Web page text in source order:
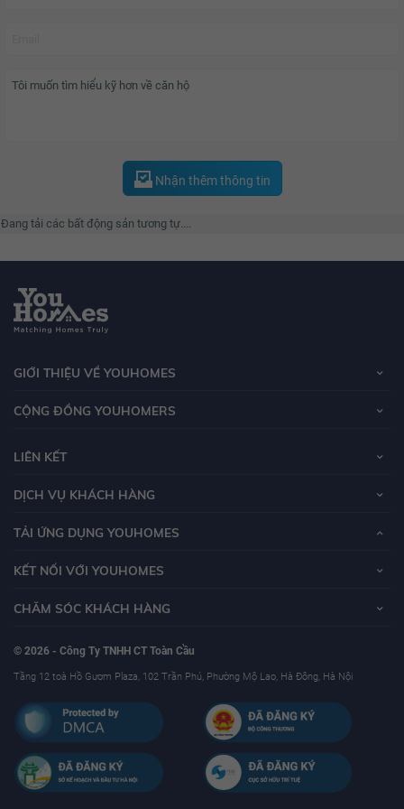
sang trọng với tầm nhìn tuyệt đẹp hướng công viên và sông xanh đem lại
hồ bơi có mái che cùng bể Jacuzzi, yên tâm với hệ thống y tế của bệnh viện
Chủ đầu tư?
đoàn kinh tế tư nhấn lớn nhất Việt Nam hiện nay.
trong lĩnh vực bất động sản. VinGroup thành lập năm 1993 với tiền thân là
Vincom. Qua hơn 14 năm hoạt động, đến thời điểm hiện tại công ty đã trở
Nhận thêm thông tin
tải các bất động sản tương tự....
GIỚI THIỆU VỀ YOUHOMES
CỘNG ĐỒNG YOUHOMERS
LIÊN KẾT
DỊCH VỤ KHÁCH HÀNG
TẢI ỨNG DỤNG YOUHOMES
KẾT NỐI VỚI YOUHOMES
CHĂM SÓC KHÁCH HÀNG
© 2026 - Công Ty TNHH CT Toàn Cầu
Tầng 12 toà Hồ Gươm Plaza, 102 Trần Phú, Phường Mộ Lao, Hà Đông, Hà Nội